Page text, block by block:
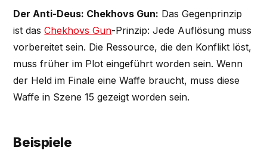
Der Anti-Deus: Chekhovs Gun: Das Gegenprinzip
ist dasChekhovs Gun-Prinzip: Jede Auflösung muss
vorbereitet sein. Die Ressource, die den Konflikt löst,
muss früher im Plot eingeführt worden sein. Wenn
der Held im Finale eine Waffe braucht, muss diese
Waffe in Szene 15 gezeigt worden sein.
Beispiele